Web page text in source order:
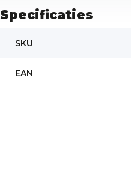
Specificaties
SKU
EAN